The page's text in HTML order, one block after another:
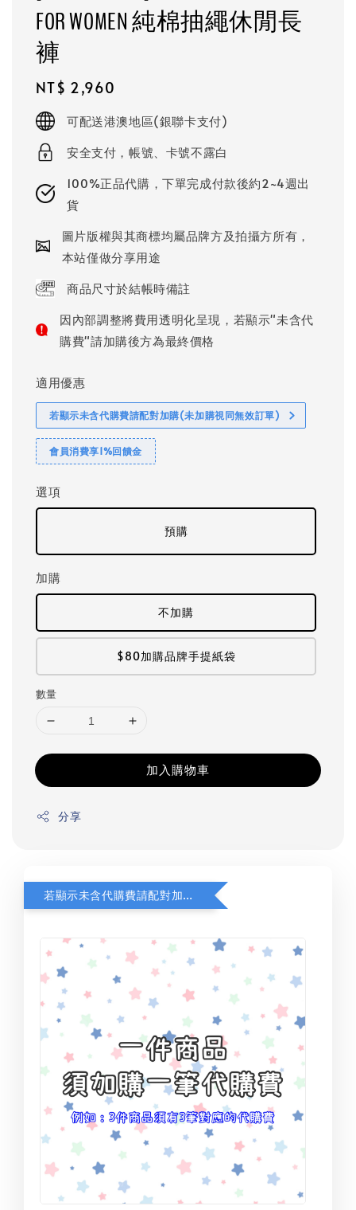
FOR WOMEN 純棉抽繩休閒長
褲
Regular
price
NT$ 2,960
可配送港澳地區(銀聯卡支付)
安全支付，帳號、卡號不露白
100%正品代購，下單完成付款後約2~4週出
貨
圖片版權與其商標均屬品牌方及拍攝方所有，
本站僅做分享用途
商品尺寸於結帳時備註
因內部調整將費用透明化呈現，若顯示"未含代
購費"請加購後方為最終價格
適用優惠
若顯示未含代購費請配對加購(未加購視同無效訂單)
會員消費享1%回饋金
選項
預購
加購
不加購
$80加購品牌手提紙袋
數量
加入購物車
分享
若顯示未含代購費請配對加購(未加購視同無效訂單)